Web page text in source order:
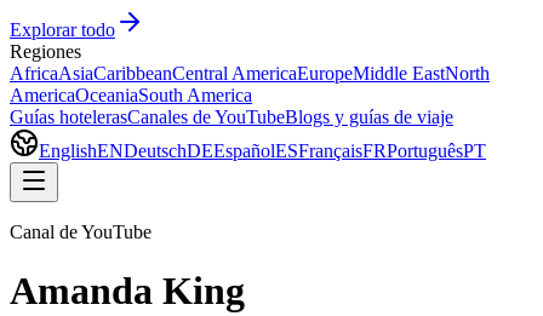
Explorar todo
Regiones
AfricaAsiaCaribbeanCentral AmericaEuropeMiddle EastNorth
AmericaOceaniaSouth America
Guías hotelerasCanales de YouTubeBlogs y guías de viaje
EnglishENDeutschDEEspañolESFrançaisFRPortuguêsPT
Canal de YouTube
Amanda King